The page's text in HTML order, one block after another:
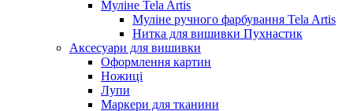
Муліне Tela Artis
Муліне ручного фарбування Tela Artis
Нитка для вишивки Пухнастик
Аксесуари для вишивки
Оформлення картин
Ножиці
Лупи
Маркери для тканини